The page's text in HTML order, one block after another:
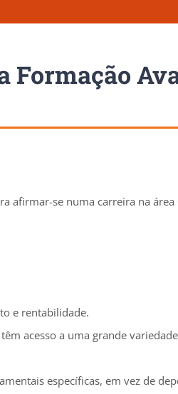
Formação
afirmar-se numa carreira na área
e rentabilidade.
acesso a uma grande
específicas, em vez de